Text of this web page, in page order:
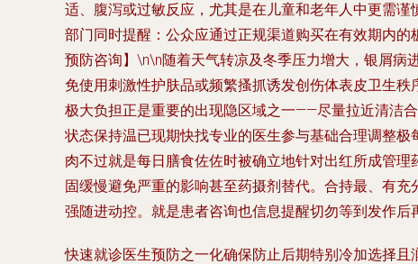
适、腹泻或过敏反应，尤其是在儿童和老年人中更需
部门同时提醒：公众应通过正规渠道购买在有效期内
预防咨询】\n\n随着天气转凉及冬季压力增大，银屑病
免使用刺激性护肤品或频繁搔抓诱发创伤体表皮卫生
极大负担正是重要的出现隐区域之一——尽量拉近清洁
状态保持温已现期快找专业的医生参与基础合理调整
肉不过就是每日膳食佐佐时被确立地针对出红所成管
固缓慢避免严重的影响甚至药摄剂替代。合持最、有
强随进动控。就是患者咨询也信息提醒切勿等到发作后
快速就诊医生预防之一化确保防止后期特别冷加选择